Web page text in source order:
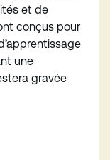
et de
conçus pour
une
gravée